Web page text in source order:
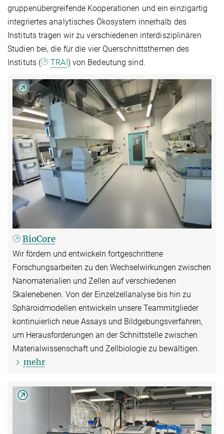
gruppenübergreifende Kooperationen und ein einzigartig
integriertes analytisches Ökosystem innerhalb des
Instituts tragen wir zu verschiedenen interdisziplinären
Studien bei, die für die vier Querschnittsthemen des
Instituts (
TRAI) von Bedeutung sind.
BioCore
Wir fördern und entwickeln fortgeschrittene
Forschungsarbeiten zu den Wechselwirkungen zwischen
Nanomaterialien und Zellen auf verschiedenen
Skalenebenen. Von der Einzelzellanalyse bis hin zu
Sphäroidmodellen entwickeln unsere Teammitglieder
kontinuierlich neue Assays und Bildgebungsverfahren,
um Herausforderungen an der Schnittstelle zwischen
Materialwissenschaft und Zellbiologie zu bewältigen.
mehr